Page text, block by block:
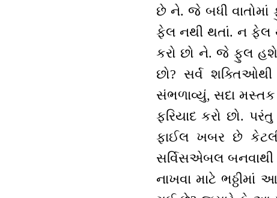
છે ને. જે બધી
ફેલ નથી થતાં. ન ફેલ
કરો છો ને. જે ફુલ હશે
છો? સર્વ
સંભળાવ્યું, સદા મસ્તક
ફરિયાદ કરો છો.
ફાઈલ ખબર છે કેટલી
સર્વિસએબલ
નાખવા માટે